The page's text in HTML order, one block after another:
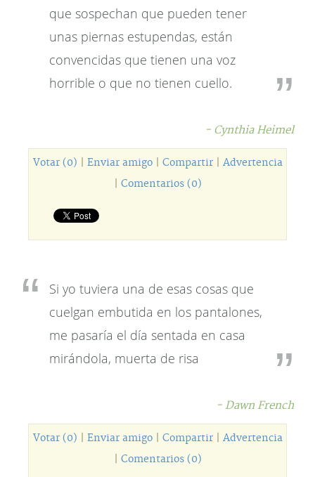
que sospechan que pueden tener
unas piernas estupendas, están
convencidas que tienen una voz
horrible o que no tienen cuello.
- Cynthia Heimel
Votar (0) Enviar amigo| Compartir| Advertencia
Comentarios (0)
Si yo tuviera una de esas cosas que
cuelgan embutida en los pantalones,
me pasaría el día sentada en casa
mirándola, muerta de risa
- Dawn French
Votar (0) Enviar amigo| Compartir| Advertencia
Comentarios (0)